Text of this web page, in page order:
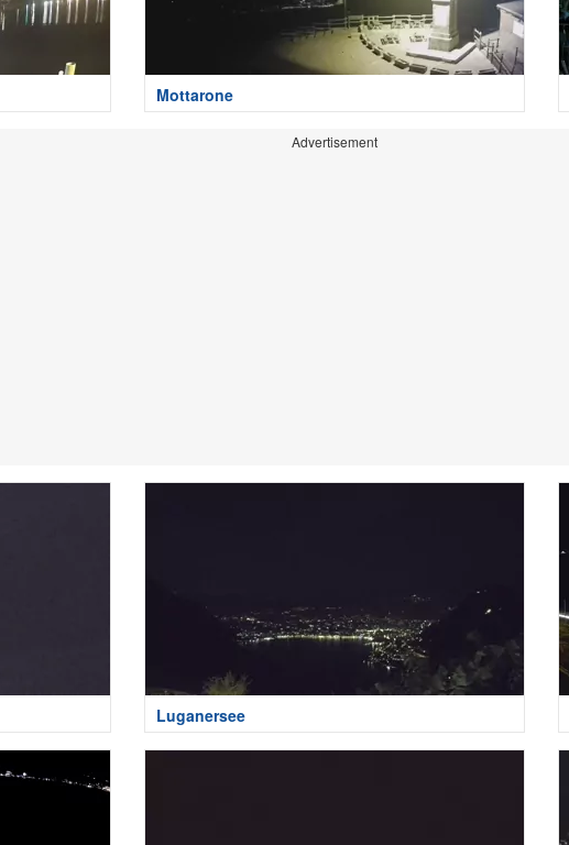
Mottarone
Advertisement
Luganersee